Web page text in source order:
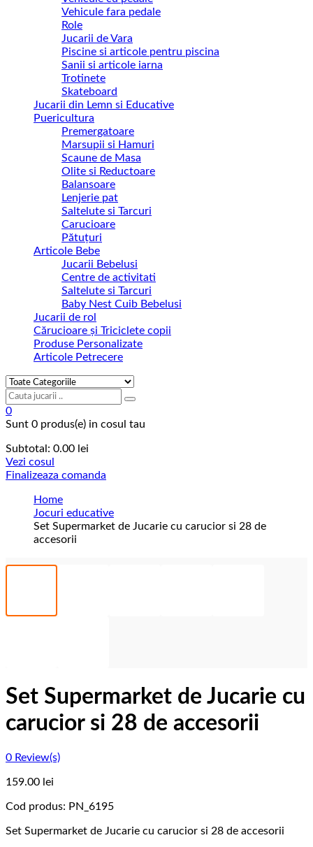
Vehicule fara pedale
Role
Jucarii de Vara
Piscine si articole pentru piscina
Sanii si articole iarna
Trotinete
Skateboard
Jucarii din Lemn si Educative
Puericultura
Premergatoare
Marsupii si Hamuri
Scaune de Masa
Olite si Reductoare
Balansoare
Lenjerie pat
Saltelute si Tarcuri
Carucioare
Pătuțuri
Articole Bebe
Jucarii Bebelusi
Centre de activitati
Saltelute si Tarcuri
Baby Nest Cuib Bebelusi
Jucarii de rol
Cărucioare și Triciclete copii
Produse Personalizate
Articole Petrecere
0
Sunt 0 produs(e) in cosul tau
Subtotal: 0.00 lei
Vezi cosul
Finalizeaza comanda
Home
Jocuri educative
Set Supermarket de Jucarie cu carucior si 28 de
accesorii
Set Supermarket de Jucarie cu
carucior si 28 de accesorii
0 Review(s)
159.00 lei
Cod produs: PN_6195
Set Supermarket de Jucarie cu carucior si 28 de accesorii